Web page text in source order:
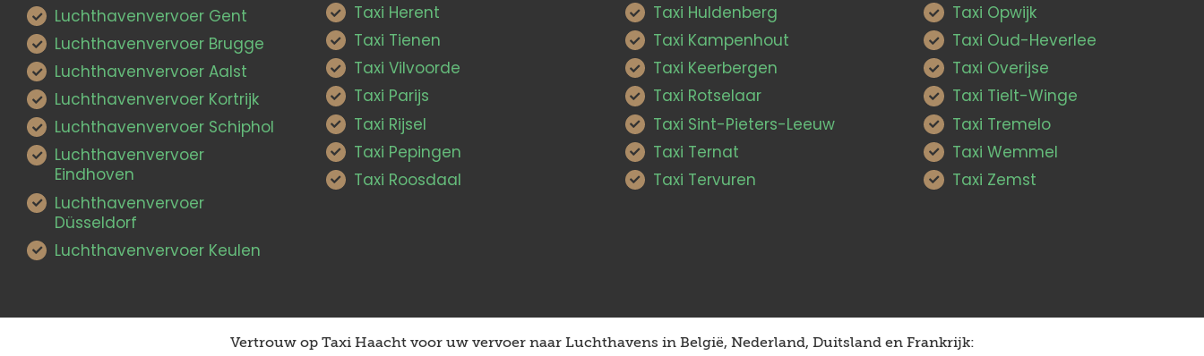
Luchthavenvervoer Gent
Luchthavenvervoer Brugge
Luchthavenvervoer Aalst
Luchthavenvervoer Kortrijk
Luchthavenvervoer Schiphol
Luchthavenvervoer
Eindhoven
Luchthavenvervoer
Düsseldorf
Luchthavenvervoer Keulen
Taxi Herent
Taxi Tienen
Taxi Vilvoorde
Taxi Parijs
Taxi Rijsel
Taxi Pepingen
Taxi Roosdaal
Taxi Huldenberg
Taxi Kampenhout
Taxi Keerbergen
Taxi Rotselaar
Taxi Sint-Pieters-Leeuw
Taxi Ternat
Taxi Tervuren
Taxi Opwijk
Taxi Oud-Heverlee
Taxi Overijse
Taxi Tielt-Winge
Taxi Tremelo
Taxi Wemmel
Taxi Zemst
Vertrouw op Taxi Haacht voor uw vervoer naar Luchthavens in België, Nederland, Duitsland en Frankrijk: